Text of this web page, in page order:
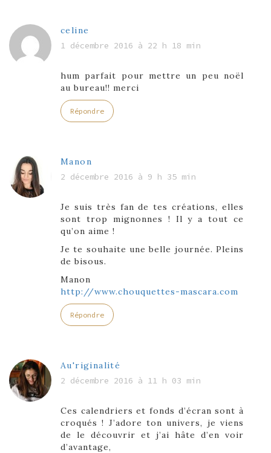
celine
1 décembre 2016 à 22 h 18 min
hum parfait pour mettre un peu noël
au bureau!! merci
Répondre
Manon
2 décembre 2016 à 9 h 35 min
Je suis très fan de tes créations, elles
sont trop mignonnes ! Il y a tout ce
qu’on aime !
Je te souhaite une belle journée. Pleins
de bisous.
Manon
http://www.chouquettes-mascara.com
Répondre
Au'riginalité
2 décembre 2016 à 11 h 03 min
Ces calendriers et fonds d’écran sont à
croqués ! J’adore ton univers, je viens
de le découvrir et j’ai hâte d’en voir
d’avantage,